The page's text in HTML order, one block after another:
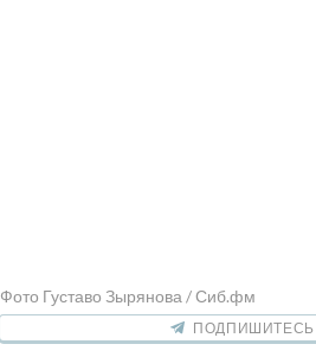
Фото Густаво Зырянова / Сиб.фм
ПОДПИШИТЕСЬ